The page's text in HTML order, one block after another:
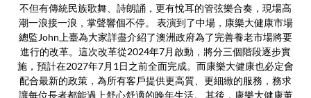
不但有傳統民族歌舞、詩朗誦，更有悅耳的管弦樂合奏，現場高
潮一浪接一浪，掌聲響個不停。 表演到了中場，康樂大健康市場
總監John上臺為大家詳盡介紹了澳洲政府為了完善養老市場將要
進行的改革。這次改革從2024年7月啟動，將分三個階段逐步實
施，預計在2027年7月1日之前全面完成。而康樂大健康也必定會
配合最新的政策，為所有客戶提供更高質、更細緻的服務，務求
讓每位長者都能過上舒心舒適的晚年生活。 其後，康樂大健康董